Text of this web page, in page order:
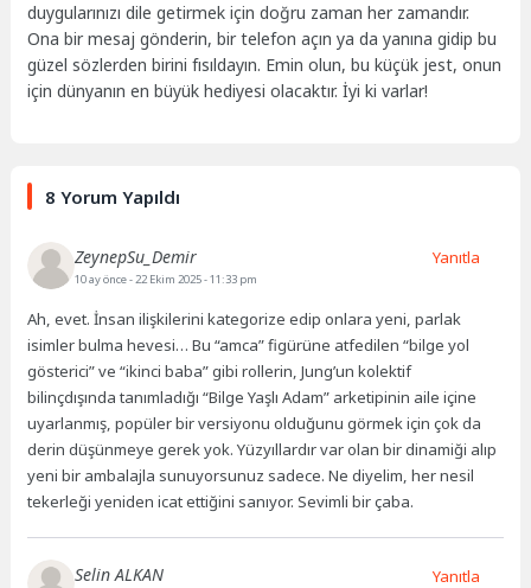
duygularınızı dile getirmek için doğru zaman her zamandır.
Ona bir mesaj gönderin, bir telefon açın ya da yanına gidip bu
güzel sözlerden birini fısıldayın. Emin olun, bu küçük jest, onun
için dünyanın en büyük hediyesi olacaktır. İyi ki varlar!
8 Yorum Yapıldı
ZeynepSu_Demir
10 ay önce- 22 Ekim 2025 - 11:33 pm
Ah, evet. İnsan ilişkilerini kategorize edip onlara yeni, parlak
isimler bulma hevesi… Bu “amca” figürüne atfedilen “bilge yol
gösterici” ve “ikinci baba” gibi rollerin, Jung’un kolektif
bilinçdışında tanımladığı “Bilge Yaşlı Adam” arketipinin aile içine
uyarlanmış, popüler bir versiyonu olduğunu görmek için çok da
derin düşünmeye gerek yok. Yüzyıllardır var olan bir dinamiği alıp
yeni bir ambalajla sunuyorsunuz sadece. Ne diyelim, her nesil
tekerleği yeniden icat ettiğini sanıyor. Sevimli bir çaba.
Yanıtla
Selin ALKAN Yanıtla